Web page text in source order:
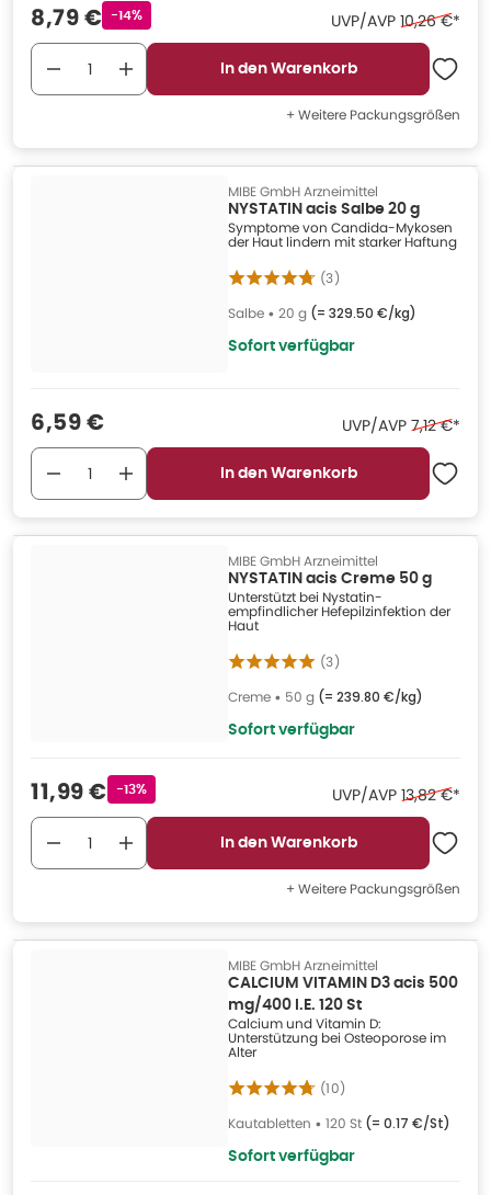
Verkaufspreis
8,79 €Rabattstempel
-14% UVP/AVP Ehemaliger
10,26 €*
In den Warenkorb
+ Weitere Packungsgrößen
MIBE GmbH Arzneimittel
NYSTATIN acis Salbe 20 g
Symptome von Candida-Mykosen
der Haut lindern mit starker Haftung
(3)
Salbe • 20 g (= 329.50 €/kg)
Sofort verfügbar
Verkaufspreis
6,59 € UVP/AVP 7,12 €*
In den Warenkorb
MIBE GmbH Arzneimittel
NYSTATIN acis Creme 50 g
Unterstützt bei Nystatin-
empfindlicher Hefepilzinfektion der
Haut
(3)
Creme • 50 g (= 239.80 €/kg)
Sofort verfügbar
Verkaufspreis
11,99 € Rabattstempel
-13% UVP/AVP Ehemaliger
13,82 €*
In den Warenkorb
+ Weitere Packungsgrößen
MIBE GmbH Arzneimittel
CALCIUM VITAMIN D3 acis 500
mg/400 I.E. 120 St
Calcium und Vitamin D:
Unterstützung bei Osteoporose im
Alter
(10)
Kautabletten • 120 St (= 0.17 €/St)
Sofort verfügbar